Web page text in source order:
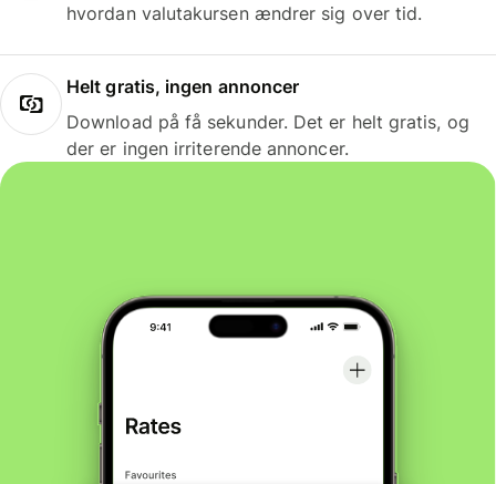
hvordan valutakursen ændrer sig over tid.
Helt gratis, ingen annoncer
Download på få sekunder. Det er helt gratis, og
der er ingen irriterende annoncer.